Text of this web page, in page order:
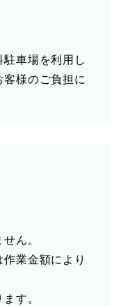
車場を利用し
客様のご負担に
ん。
業金額により
す。